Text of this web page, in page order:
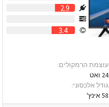
2.9
3.4
עוצמת הרמקולים:
24 ואט
גודל אלכסוני:
58 אינץ'